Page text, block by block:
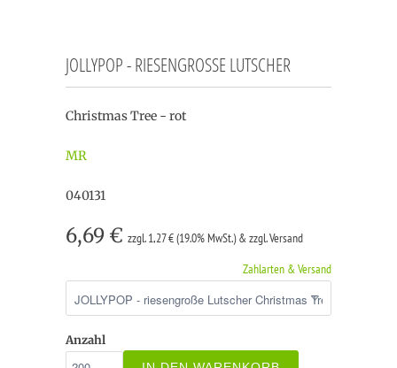
JOLLYPOP - RIESENGROSSE LUTSCHER
Christmas Tree - rot
MR
040131
6,69 € zzgl. 1,27 € (19.0% MwSt.) & zzgl. Versand
Zahlarten & Versand
Anzahl